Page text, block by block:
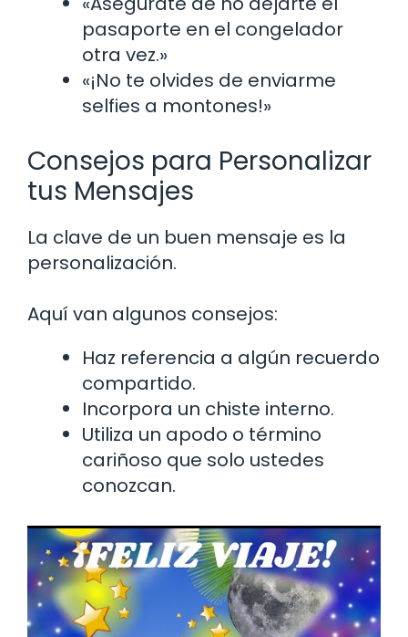
pasaporte en el congelador
otra vez.»
«¡No te olvides de enviarme
selfies a montones!»
Consejos para Personalizar
tus Mensajes
La clave de un buen mensaje es la
personalización.
Aquí van algunos consejos:
Haz referencia a algún recuerdo
compartido.
Incorpora un chiste interno.
Utiliza un apodo o término
cariñoso que solo ustedes
conozcan.